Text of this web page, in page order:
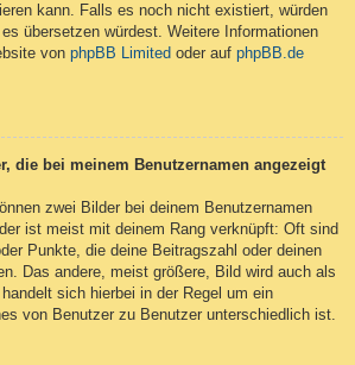
kann. Falls es noch nicht existiert, würden
übersetzen würdest. Weitere Informationen
von phpBB Limited oder auf phpBB.de
die bei meinem Benutzernamen angezeigt
zwei Bilder bei deinem Benutzernamen
ist meist mit deinem Rang verknüpft: Oft sind
Punkte, die deine Beitragszahl oder deinen
Das andere, meist größere, Bild wird auch als
handelt sich hierbei in der Regel um ein
von Benutzer zu Benutzer unterschiedlich ist.